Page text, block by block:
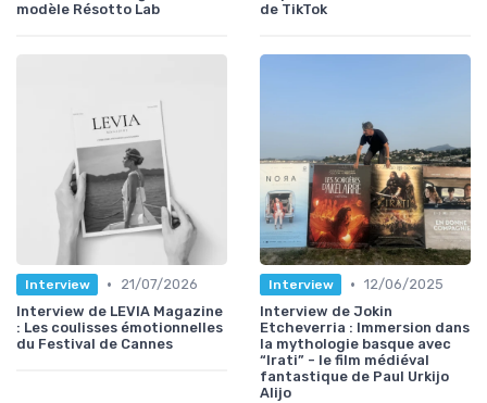
modèle Résotto Lab
de TikTok
Interview •
21/07/2026
Interview de LEVIA Magazine
: Les coulisses émotionnelles
du Festival de Cannes
Interview • 12/06/2025
Interview de Jokin
Etcheverria : Immersion dans
la mythologie basque avec
“Irati” - le film médiéval
fantastique de Paul Urkijo
Alijo